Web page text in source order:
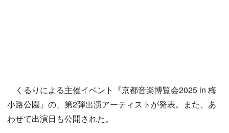
くるりによる主催イベント『京都音楽博覧会2025 in 梅
小路公園』の、第2弾出演アーティストが発表。また、あ
わせて出演日も公開された。